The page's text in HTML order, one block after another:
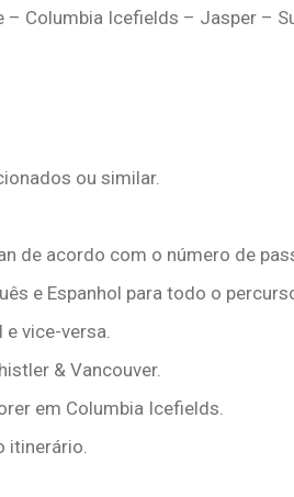
Columbia Icefields – Jasper –
ou similar.
de acordo com o número de
e Espanhol para todo o
vice-versa.
& Vancouver.
em Columbia Icefields.
itinerário.